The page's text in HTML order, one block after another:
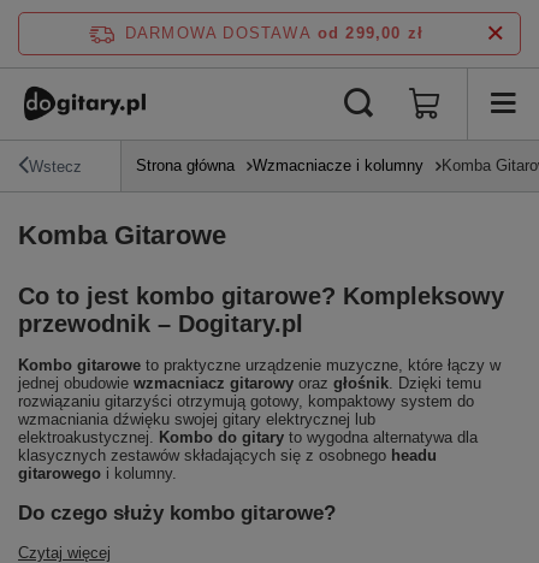
DARMOWA DOSTAWA od 299,00 zł
Wstecz Strona główna Wzmacniacze i kolumny Komba
Komba Gitarowe
Co to jest kombo gitarowe? Kompleksowy
przewodnik – Dogitary.pl
Kombo gitarowe to praktyczne urządzenie muzyczne, które łączy w
jednej obudowie wzmacniacz gitarowy oraz głośnik. Dzięki temu
rozwiązaniu gitarzyści otrzymują gotowy, kompaktowy system do
wzmacniania dźwięku swojej gitary elektrycznej lub
elektroakustycznej. Kombo do gitary to wygodna alternatywa dla
klasycznych zestawów składających się z osobnego headu
gitarowego i kolumny.
Do czego służy kombo gitarowe?
Czytaj więcej